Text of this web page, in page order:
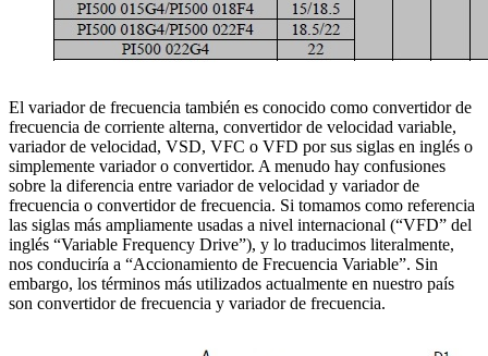
El variador de frecuencia también es conocido como convertidor de
frecuencia de corriente alterna, convertidor de velocidad variable,
variador de velocidad, VSD, VFC o VFD por sus siglas en inglés o
simplemente variador o convertidor. A menudo hay confusiones
sobre la diferencia entre variador de velocidad y variador de
frecuencia o convertidor de frecuencia. Si tomamos como referencia
las siglas más ampliamente usadas a nivel internacional (“VFD” del
inglés “Variable Frequency Drive”), y lo traducimos literalmente,
nos conduciría a “Accionamiento de Frecuencia Variable”. Sin
embargo, los términos más utilizados actualmente en nuestro país
son convertidor de frecuencia y variador de frecuencia.